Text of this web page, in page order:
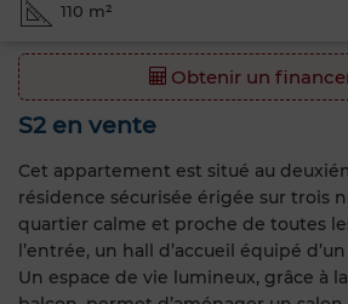
110 m²
Obtenir un
S2 en vente
Cet appartement est situé au
résidence sécurisée érigée sur trois
quartier calme et proche de toutes
l’entrée, un hall d’accueil équipé
Un espace de vie lumineux, grâce à